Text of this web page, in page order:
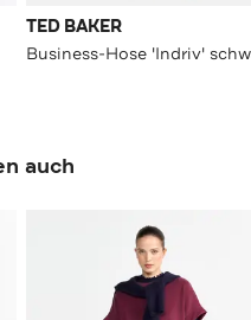
TED BAKER
Business-Hose 'Indriv'
auch